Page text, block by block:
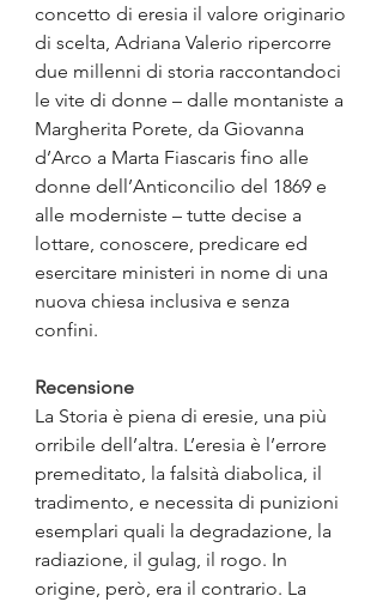
concetto di eresia il valore originario
di scelta, Adriana Valerio ripercorre
due millenni di storia raccontandoci
le vite di donne – dalle montaniste a
Margherita Porete, da Giovanna
d’Arco a Marta Fiascaris fino alle
donne dell’Anticoncilio del 1869 e
alle moderniste – tutte decise a
lottare, conoscere, predicare ed
esercitare ministeri in nome di una
nuova chiesa inclusiva e senza
confini.
Recensione
La Storia è piena di eresie, una più
orribile dell’altra. L’eresia è l’errore
premeditato, la falsità diabolica, il
tradimento, e necessita di punizioni
esemplari quali la degradazione, la
radiazione, il gulag, il rogo. In
origine, però, era il contrario. La